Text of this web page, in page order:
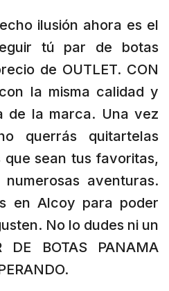
ilusión ahora es el
tú par de botas
de OUTLET. CON
la misma calidad y
de la marca. Una vez
querrás quitartelas
que sean tus favoritas,
aventuras.
en Alcoy para poder
No lo dudes ni un
DE BOTAS PANAMA